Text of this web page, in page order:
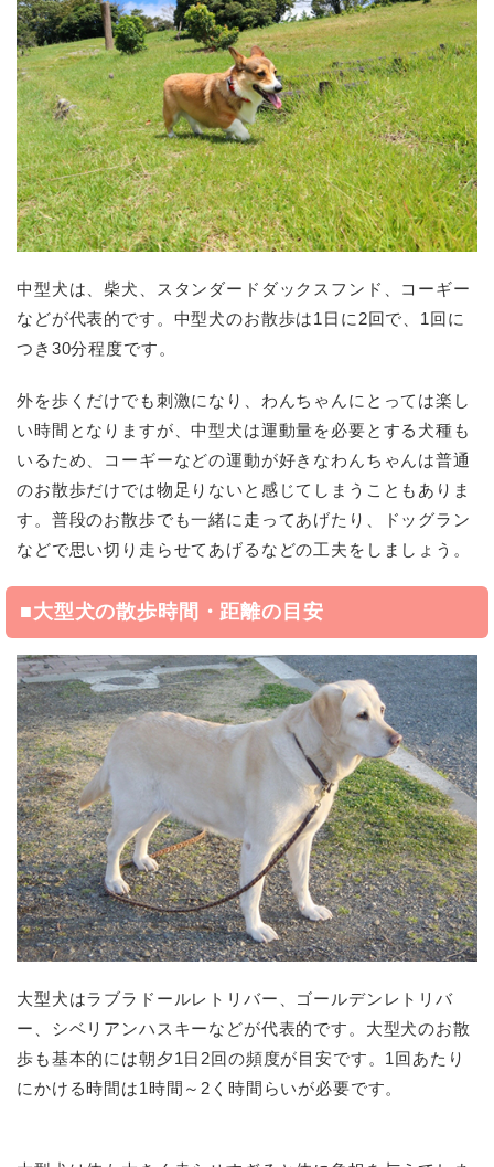
中型犬は、柴犬、スタンダードダックスフンド、コーギー
などが代表的です。中型犬のお散歩は1日に2回で、1回に
つき30分程度です。
外を歩くだけでも刺激になり、わんちゃんにとっては楽し
い時間となりますが、中型犬は運動量を必要とする犬種も
いるため、コーギーなどの運動が好きなわんちゃんは普通
のお散歩だけでは物足りないと感じてしまうこともありま
す。普段のお散歩でも一緒に走ってあげたり、ドッグラン
などで思い切り走らせてあげるなどの工夫をしましょう。
■大型犬の散歩時間・距離の目安
大型犬はラブラドールレトリバー、ゴールデンレトリバ
ー、シベリアンハスキーなどが代表的です。大型犬のお散
歩も基本的には朝夕1日2回の頻度が目安です。1回あたり
にかける時間は1時間～2く時間らいが必要です。